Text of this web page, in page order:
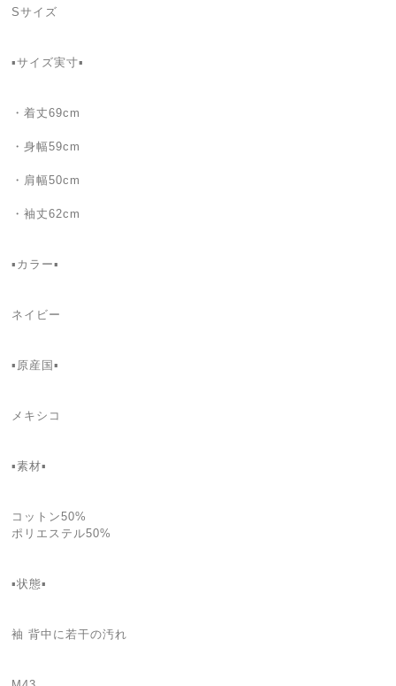
Sサイズ
▪サイズ実寸▪
・着丈69cm
・身幅59cm
・肩幅50cm
・袖丈62cm
▪カラー▪
ネイビー
▪原産国▪
メキシコ
▪素材▪
コットン50%
ポリエステル50%
▪状態▪
袖 背中に若干の汚れ